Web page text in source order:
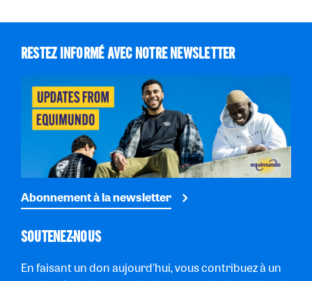
RESTEZ INFORMÉ AVEC NOTRE NEWSLETTER
Abonnement à la newsletter
SOUTENEZ-NOUS
En faisant un don aujourd’hui, vous contribuez à un